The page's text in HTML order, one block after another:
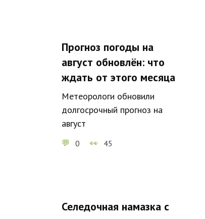
Прогноз погоды на
август обновлён: что
ждать от этого месяца
Метеорологи обновили
долгосрочный прогноз на
август
0 45
Селедочная намазка с